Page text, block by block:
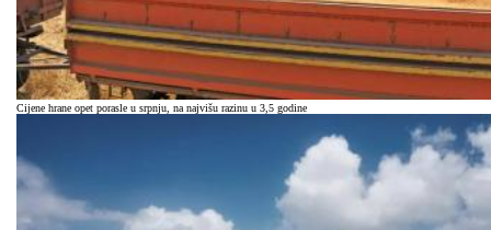
Cijene hrane opet porasle u srpnju, na najvišu razinu u 3,5 godine